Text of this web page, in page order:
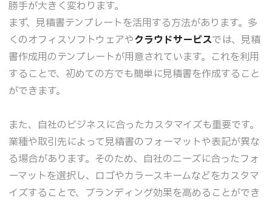
勝手が大きく変わります。
まず、見積書テンプレートを活用する方法があります。多
くのオフィスソフトウェアやクラウドサービスでは、見積
書作成用のテンプレートが用意されています。これを利用
することで、初めての方でも簡単に見積書を作成すること
ができます。
また、自社のビジネスに合ったカスタマイズも重要です。
業種や取引先によって見積書のフォーマットや表記が異な
る場合があります。そのため、自社のニーズに合ったフォ
ーマットを選択し、ロゴやカラースキームなどをカスタマ
イズすることで、ブランディング効果を高めることができ